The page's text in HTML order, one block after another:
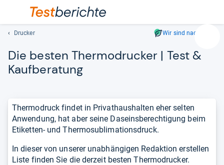
Geben
ein.
und
Drucker Wir sind nachhaltig
Die bes­ten Ther­modru­cker | Test &
Kauf­be­ra­tung
Thermodruck findet in Privathaushalten eher selten
Anwendung, hat aber seine Daseinsberechtigung beim
Etiketten- und Thermosublimationsdruck.
In dieser von unserer unabhängigen Redaktion erstellen
Liste finden Sie die derzeit besten Thermodrucker.